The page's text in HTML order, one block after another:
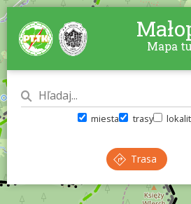
Mapa
miesta trasy
Trasa